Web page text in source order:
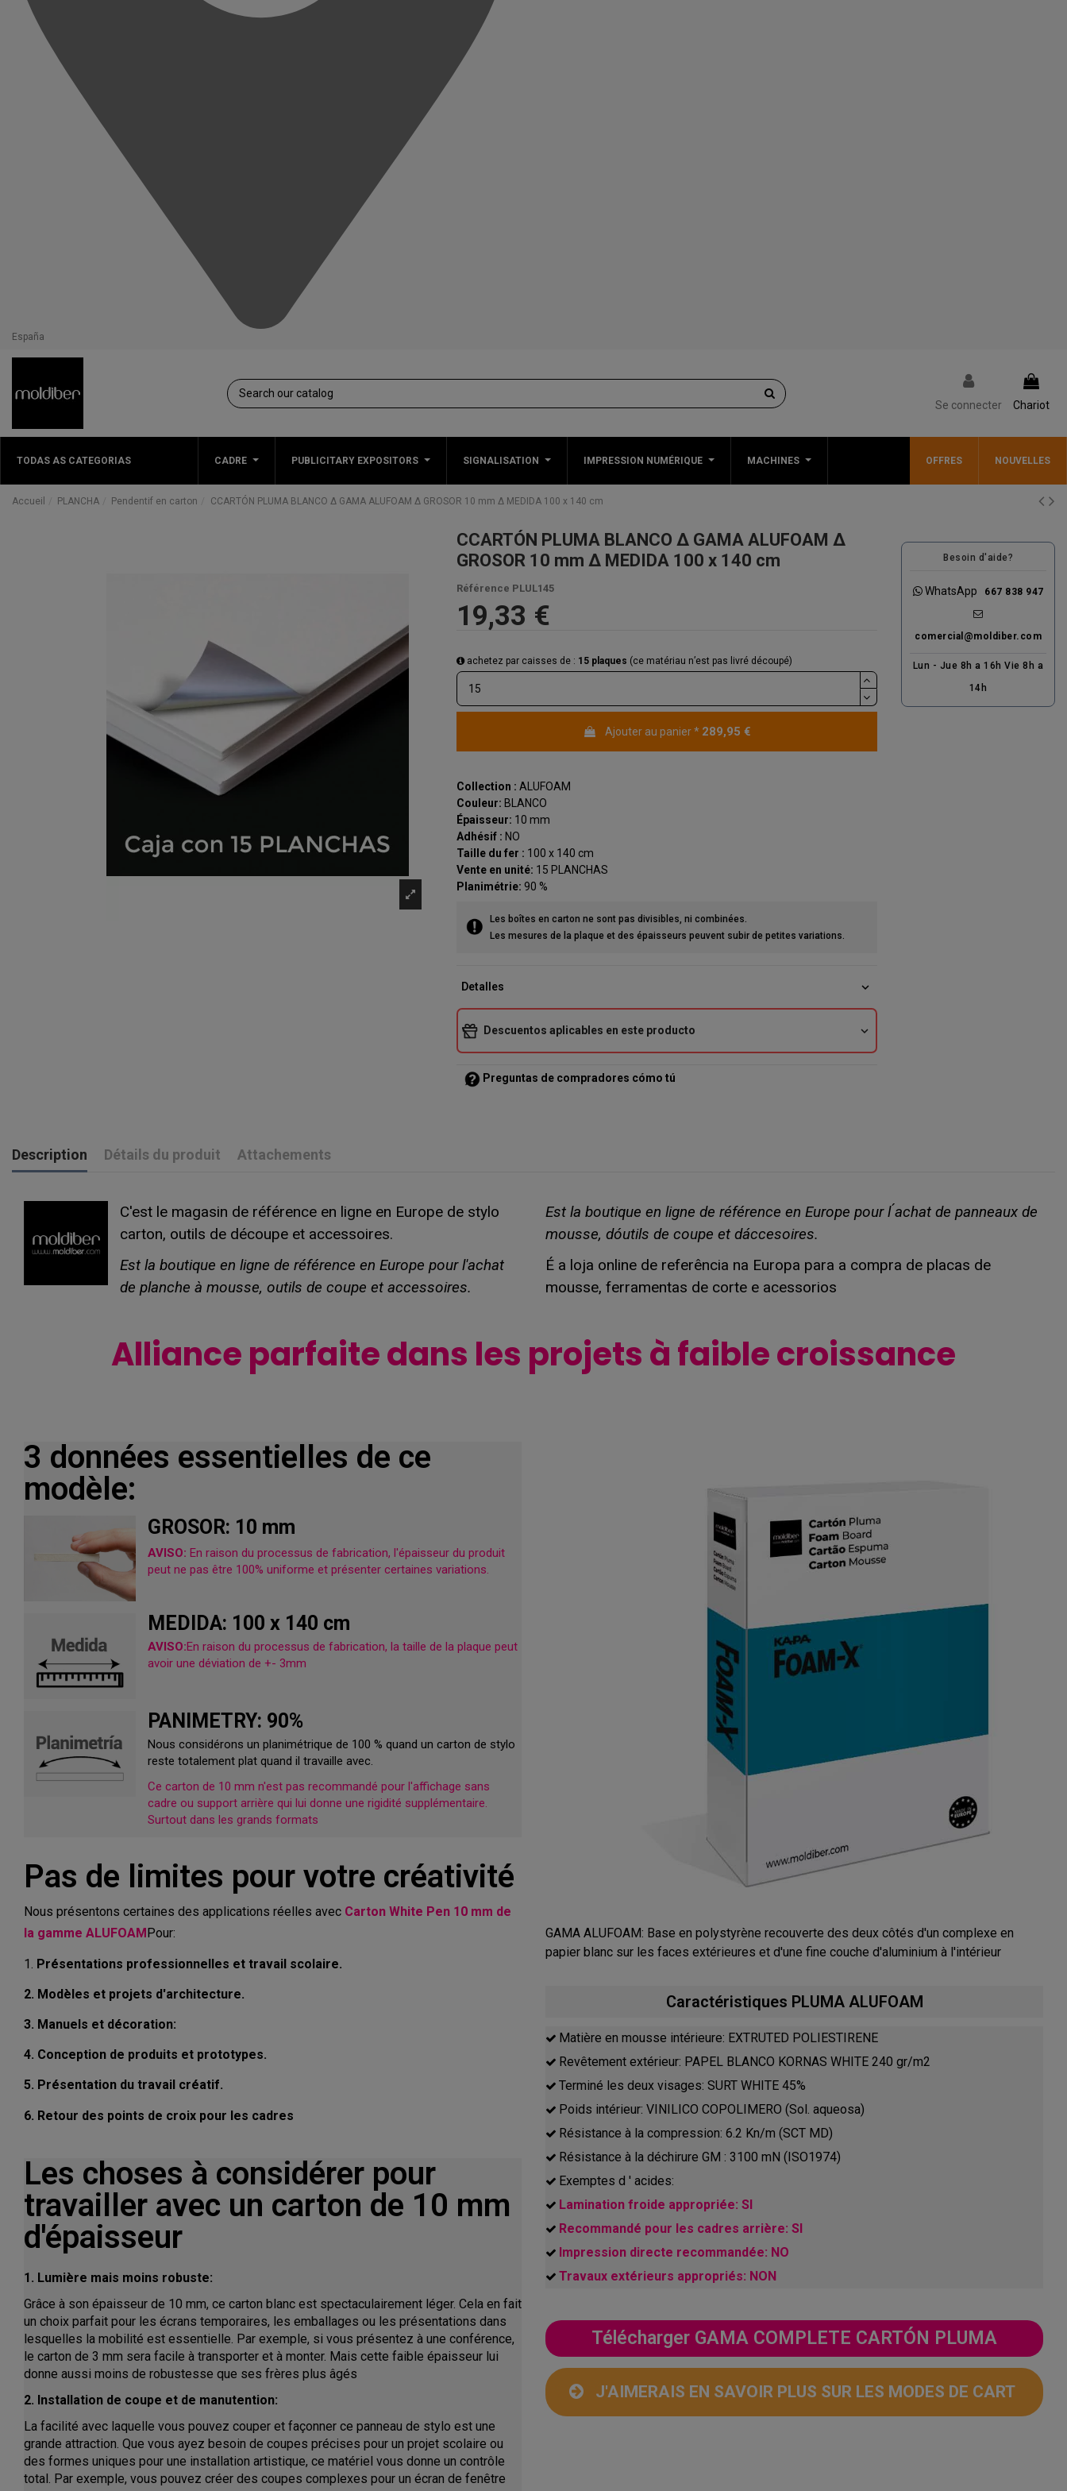
España
Se connecter Chariot
TODAS AS CATEGORIAS CADRE PUBLICITARY EXPOSITORS SIGNALISATION IMPRESSION NUMÉRIQUE MACHINES OFFRES NOUVELLES
Accueil PLANCHA Pendentif en carton CCARTÓN PLUMA BLANCO Δ GAMA ALUFOAM Δ GROSOR 10 mm Δ MEDIDA 100 x 140 cm
CCARTÓN PLUMA BLANCO Δ GAMA ALUFOAM Δ
GROSOR 10 mm Δ MEDIDA 100 x 140 cm
Référence PLUL145
19,33 €
achetez par caisses de : 15 plaques (ce matériau n’est pas livré découpé)
Ajouter au panier* 289,95 €
Collection : ALUFOAM
Couleur: BLANCO
Épaisseur: 10 mm
Adhésif : NO
Taille du fer : 100 x 140 cm
Vente en unité: 15 PLANCHAS
Planimétrie: 90 %
Les boîtes en carton ne sont pas divisibles, ni combinées.
Les mesures de la plaque et des épaisseurs peuvent subir de petites variations.
Detalles expand_more
Descuentos aplicables en este producto expand_more
Preguntas de compradores cómo tú
Besoin d'aide?
WhatsApp 667 838 947
comercial@moldiber.com
Lun - Jue 8h a 16h Vie 8h a
14h
Description Détails du produit Attachements
C'est le magasin de référence en ligne en Europe de stylo
carton, outils de découpe et accessoires.
Est la boutique en ligne de référence en Europe pour l'achat
de planche à mousse, outils de coupe et accessoires.
Est la boutique en ligne de référence en Europe pour l ́achat de panneaux de
mousse, dóutils de coupe et dáccesoires.
É a loja online de referência na Europa para a compra de placas de
mousse, ferramentas de corte e acessorios
Alliance parfaite dans les projets à faible croissance
3 données essentielles de ce
modèle:
GROSOR: 10 mm
AVISO: En raison du processus de fabrication, l'épaisseur du produit
peut ne pas être 100% uniforme et présenter certaines variations.
MEDIDA: 100 x 140 cm
AVISO:En raison du processus de fabrication, la taille de la plaque peut
avoir une déviation de +- 3mm
PANIMETRY: 90%
Nous considérons un planimétrique de 100 % quand un carton de stylo
reste totalement plat quand il travaille avec.
Ce carton de 10 mm n'est pas recommandé pour l'affichage sans
cadre ou support arrière qui lui donne une rigidité supplémentaire.
Surtout dans les grands formats
Pas de limites pour votre créativité
Nous présentons certaines des applications réelles avec Carton White Pen 10 mm de
la gamme ALUFOAM Pour:
1. Présentations professionnelles et travail scolaire.
2. Modèles et projets d'architecture.
3. Manuels et décoration:
4. Conception de produits et prototypes.
5. Présentation du travail créatif.
6. Retour des points de croix pour les cadres
Les choses à considérer pour
travailler avec un carton de 10 mm
d'épaisseur
1. Lumière mais moins robuste:
Grâce à son épaisseur de 10 mm, ce carton blanc est spectaculairement léger. Cela en fait
un choix parfait pour les écrans temporaires, les emballages ou les présentations dans
lesquelles la mobilité est essentielle. Par exemple, si vous présentez à une conférence,
le carton de 3 mm sera facile à transporter et à monter. Mais cette faible épaisseur lui
donne aussi moins de robustesse que ses frères plus âgés
2. Installation de coupe et de manutention:
La facilité avec laquelle vous pouvez couper et façonner ce panneau de stylo est une
grande attraction. Que vous ayez besoin de coupes précises pour un projet scolaire ou
des formes uniques pour une installation artistique, ce matériel vous donne un contrôle
total. Par exemple, vous pouvez créer des coupes complexes pour un écran de fenêtre
GAMA ALUFOAM: Base en polystyrène recouverte des deux côtés d'un complexe en
papier blanc sur les faces extérieures et d'une fine couche d'aluminium à l'intérieur
Caractéristiques PLUMA ALUFOAM
Matière en mousse intérieure: EXTRUTED POLIESTIRENE
Revêtement extérieur: PAPEL BLANCO KORNAS WHITE 240 gr/m2
Terminé les deux visages: SURT WHITE 45%
Poids intérieur: VINILICO COPOLIMERO (Sol. aqueosa)
Résistance à la compression: 6.2 Kn/m (SCT MD)
Résistance à la déchirure GM : 3100 mN (ISO1974)
Exemptes d ' acides:
Lamination froide appropriée: SI
Recommandé pour les cadres arrière: SI
Impression directe recommandée: NO
Travaux extérieurs appropriés: NON
Télécharger GAMA COMPLETE CARTÓN PLUMA
J'AIMERAIS EN SAVOIR PLUS SUR LES MODES DE CART